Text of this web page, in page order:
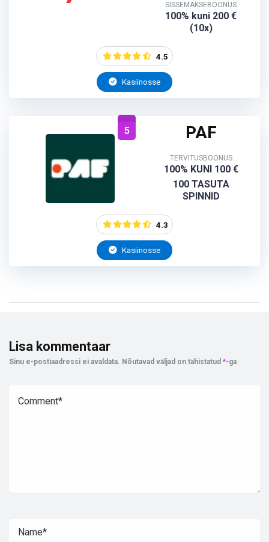
SISSEMAKSEBOONUS
100% kuni 200 €
(10x)
4.5
Kasiinosse
5 PAF
TERVITUSBOONUS
100% KUNI 100 €
100 TASUTA
SPINNID
4.3
Kasiinosse
Lisa kommentaar
Sinu e-postiaadressi ei avaldata. Nõutavad väljad on tähistatud *-ga